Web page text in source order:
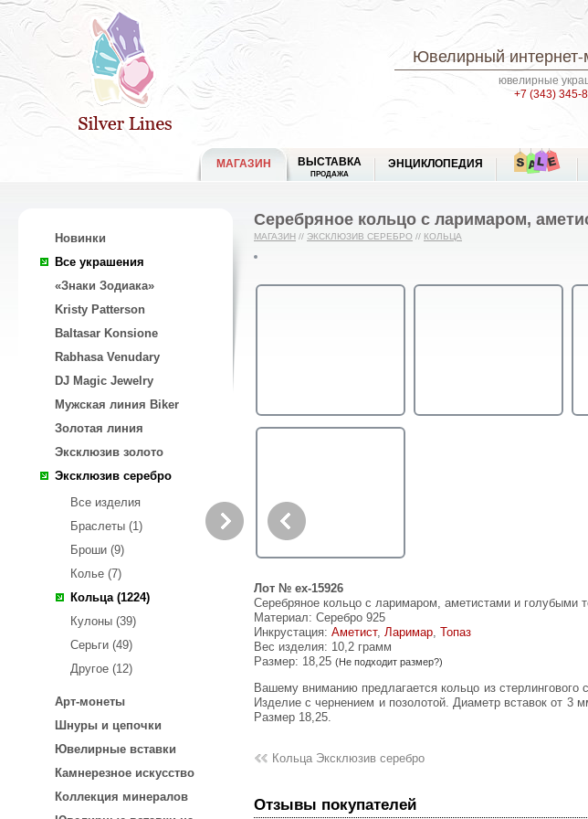
Ювелирный интернет-
ювелирные
+7 (343) 345-
МАГАЗИН ВЫСТАВКА
ПРОДАЖА
ЭНЦИКЛОПЕДИЯ
Новинки
Все украшения
«Знаки Зодиака»
Kristy Patterson
Baltasar Konsione
Rabhasa Venudary
DJ Magic Jewelry
Мужская линия Biker
Золотая линия
Эксклюзив золото
Эксклюзив серебро
Все изделия
Браслеты (1)
Броши (9)
Колье (7)
Кольца (1224)
Кулоны (39)
Серьги (49)
Другое (12)
Арт-монеты
Шнуры и цепочки
Ювелирные вставки
Камнерезное искусство
Коллекция минералов
Серебряное кольцо с ларимаром,
МАГАЗИН // ЭКСКЛЮЗИВ СЕРЕБРО // КОЛЬЦА
Лот № ex-15926
Серебряное кольцо с ларимаром, аметистами и голубыми
Материал: Серебро 925
Инкрустация: Аметист, Ларимар, Топаз
Вес изделия: 10,2 грамм
Размер: 18,25 (Не подходит размер?)
Вашему вниманию предлагается кольцо из стерлингового серебра (925 проба) c ларимаром, аметистами и голубыми топазами!
Изделие с чернением и позолотой. Диаметр вставок от
Размер 18,25.
Кольца Эксклюзив серебро
Отзывы покупателей